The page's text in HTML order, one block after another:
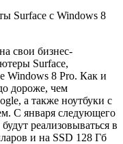
свои бизнес-
Surface,
Windows 8 Pro. Как и
дороже, чем
а также ноутбуки с
С января следующего
реализовываться в
и на SSD 128 Гб